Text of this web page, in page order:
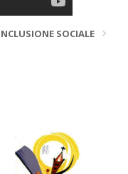
SOCIALE